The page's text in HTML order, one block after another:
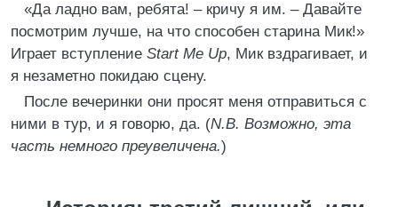
«Да ладно вам, ребята! – кричу я им. – Давайте
посмотрим лучше, на что способен старина Мик!»
Играет вступление Start Me Up, Мик вздрагивает, и
я незаметно покидаю сцену.
После вечеринки они просят меня отправиться с
ними в тур, и я говорю, да. (N.B. Возможно, эта
часть немного преувеличена.)